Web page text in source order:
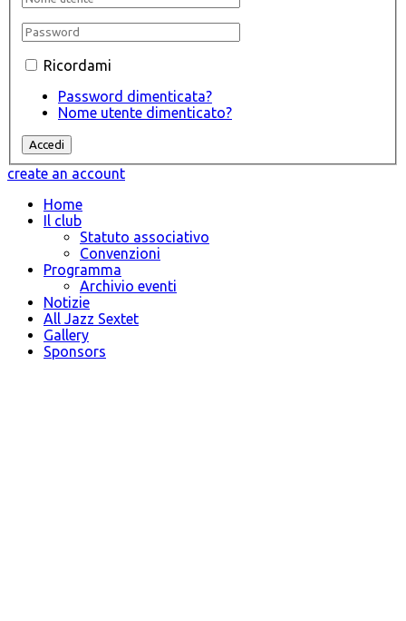
Ricordami
Password dimenticata?
Nome utente dimenticato?
create an account
Home
Il club
Statuto associativo
Convenzioni
Programma
Archivio eventi
Notizie
All Jazz Sextet
Gallery
Sponsors